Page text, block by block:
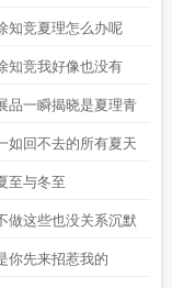
知竞夏理怎么办呢
知竞我好像也没有
品一瞬揭晓是夏理青
如回不去的所有夏天
至与冬至
做这些也没关系沉默
你先来招惹我的